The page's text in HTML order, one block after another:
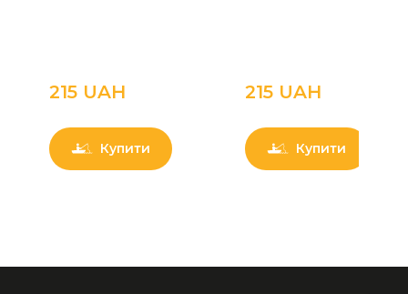
215 UAН
Купити
215 UAН
Купити